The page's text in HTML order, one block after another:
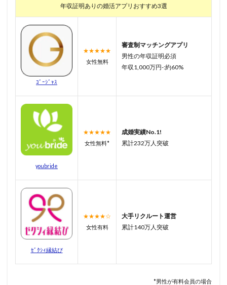
年収証明ありの婚活アプリおすすめ3選
ｺﾞｰｼﾞｬｽ
★★★★★
女性無料
審査制マッチングアプリ
男性の年収証明必須
年収1,000万円-:約60%
youbride
★★★★★
女性無料*
成婚実績No.1!
累計232万人突破
ｾﾞｸｼｨ縁結び
★★★★☆
女性有料
大手リクルート運営
累計140万人突破
*男性が有料会員の場合